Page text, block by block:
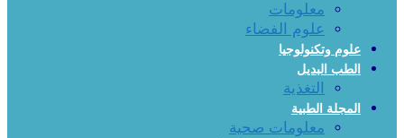
معلومات
علوم الفضاء
علوم وتكنولوجيا
الطب البديل
التغذية
المجلة الطبية
معلومات صحية